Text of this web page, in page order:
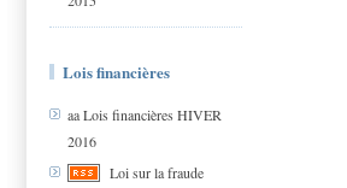
Lois financières
aa Lois financières HIVER
2016
Loi sur la fraude